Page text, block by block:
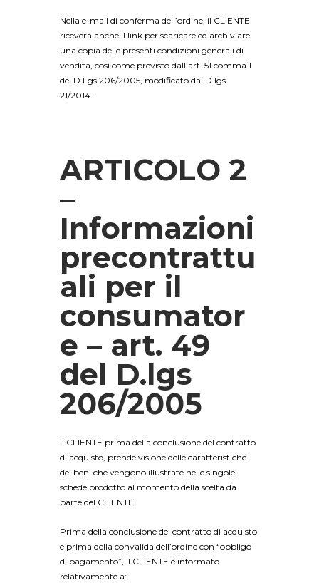
Nella e-mail di conferma dell’ordine, il CLIENTE
riceverà anche il link per scaricare ed archiviare
una copia delle presenti condizioni generali di
vendita, così come previsto dall’art. 51 comma 1
del D.Lgs 206/2005, modificato dal D.lgs
21/2014.
ARTICOLO 2
–
Informazioni
precontrattu
ali per il
consumator
e – art. 49
del D.lgs
206/2005
Il CLIENTE prima della conclusione del contratto
di acquisto, prende visione delle caratteristiche
dei beni che vengono illustrate nelle singole
schede prodotto al momento della scelta da
parte del CLIENTE.
Prima della conclusione del contratto di acquisto
e prima della convalida dell’ordine con “obbligo
di pagamento”, il CLIENTE è informato
relativamente a: